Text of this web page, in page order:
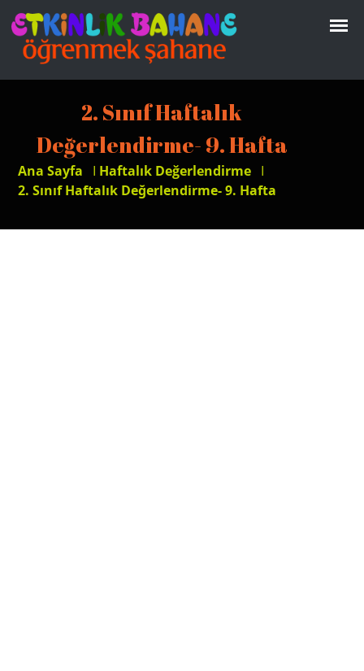
2. Sınıf Haftalık
Değerlendirme- 9. Hafta
Ana Sayfa I Haftalık Değerlendirme I
2. Sınıf Haftalık Değerlendirme- 9. Hafta